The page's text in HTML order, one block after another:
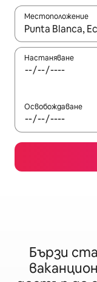
Местоположение
Когато
Настаняване
Освобождаване
Бързи